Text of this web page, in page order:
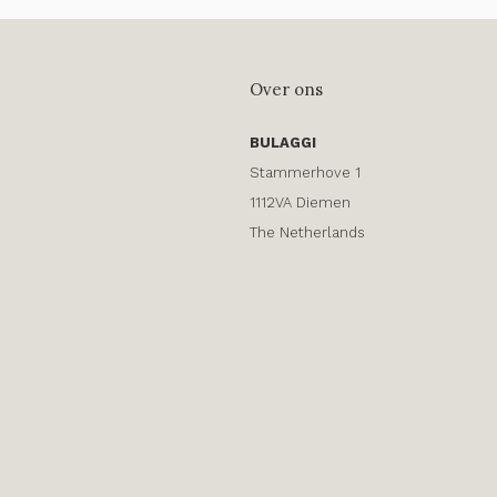
Over ons
BULAGGI
Stammerhove 1
1112VA Diemen
The Netherlands